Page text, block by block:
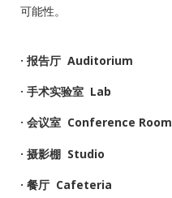
可能性。
· 报告厅 Auditorium
· 手术实验室 Lab
· 会议室 Conference Room
· 摄影棚 Studio
· 餐厅 Cafeteria